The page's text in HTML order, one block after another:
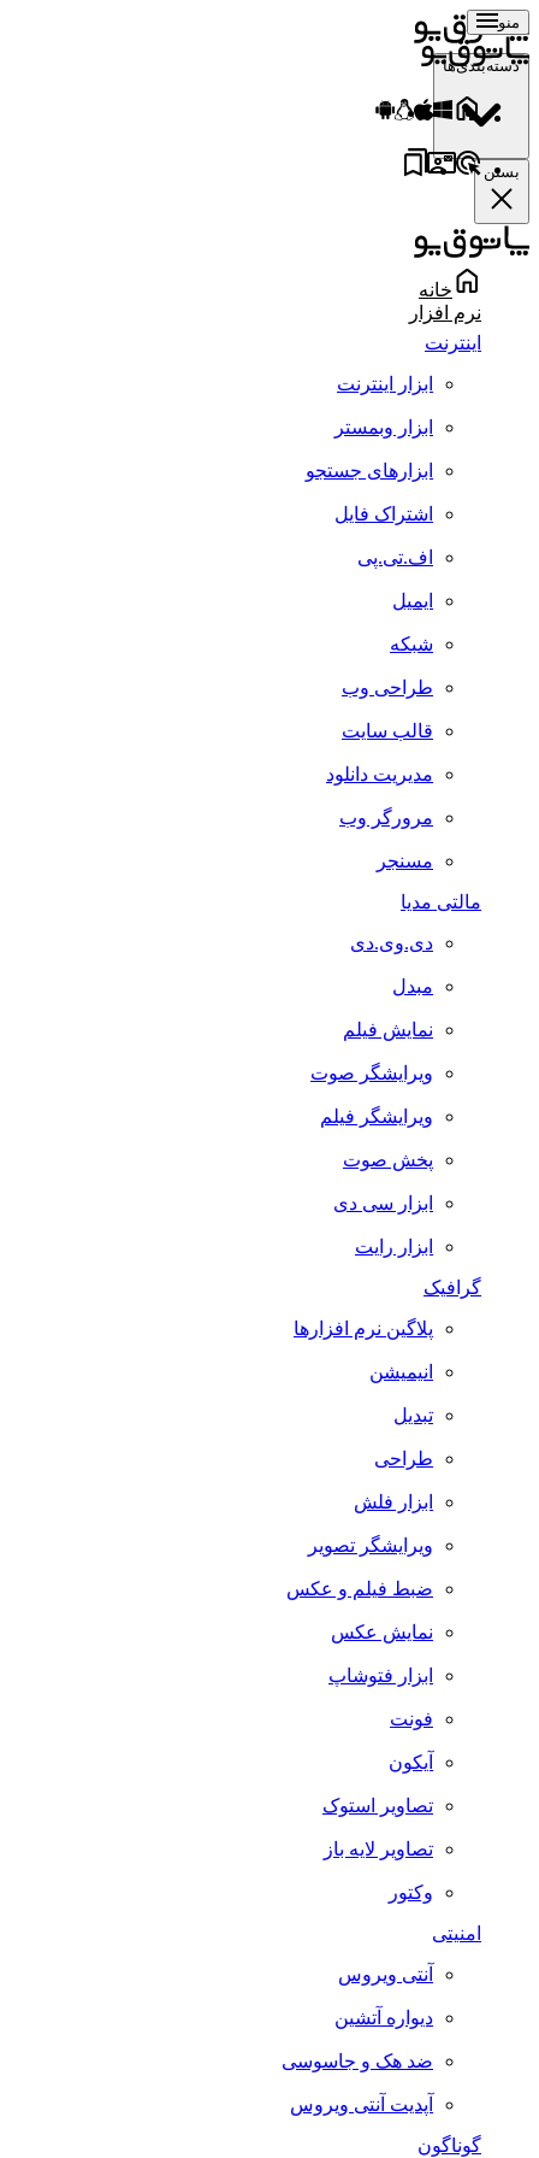
منو
دسته‌بندی‌ها
بستن
خانه
نرم افزار
اینترنت
ابزار اینترنت
ابزار وبمستر
ابزارهای جستجو
اشتراک فایل
اف.تی.پی
ایمیل
شبکه
طراحی وب
قالب سایت
مدیریت دانلود
مرورگر وب
مسنجر
مالتی مدیا
دی.وی.دی
مبدل
نمایش فیلم
ویرایشگر صوت
ویرایشگر فیلم
پخش صوت
ابزار سی دی
ابزار رایت
گرافیک
پلاگین نرم افزارها
انیمیشن
تبدیل
طراحی
ابزار فلش
ویرایشگر تصویر
ضبط فيلم و عكس
نمایش عکس
ابزار فتوشاپ
فونت
آیکون
تصاویر استوک
تصاویر لایه باز
وکتور
امنیتی
آنتی ویروس
دیواره آتشین
ضد هک و جاسوسی
آپدیت آنتی ویروس
گوناگون